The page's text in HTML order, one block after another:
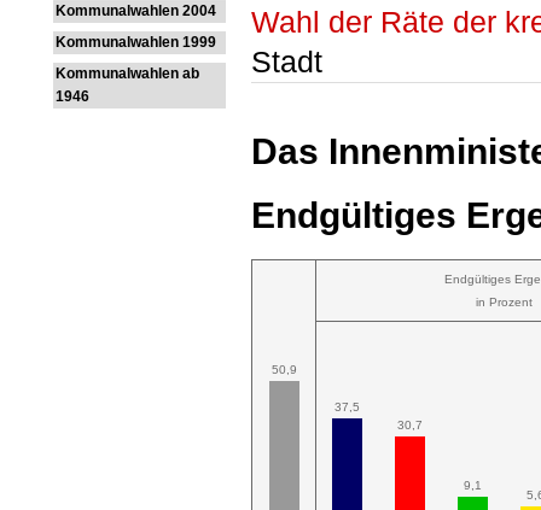
Kommunalwahlen 2004
Kommunalwahlen 1999
Kommunalwahlen ab
1946
Wahl der Räte der
Stadt
Das
Endgültiges
50,9
Endgültiges
in Prozent
37,5
30,7
9,1